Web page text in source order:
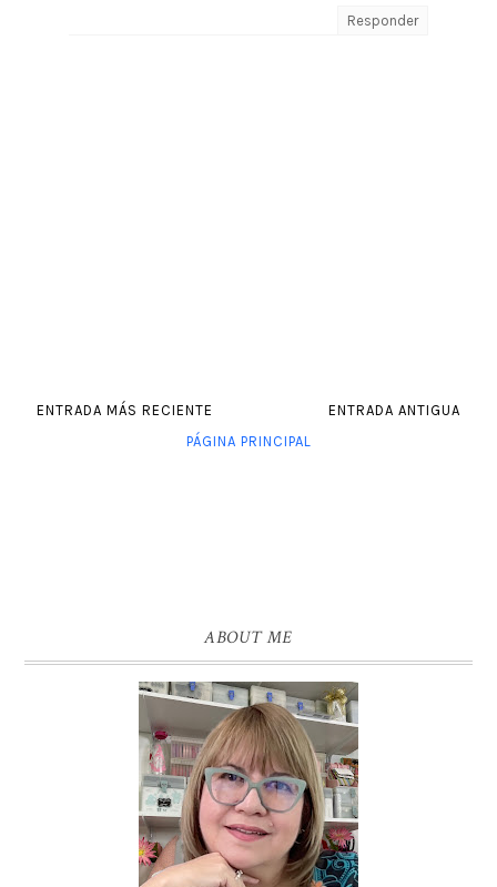
Responder
ENTRADA MÁS RECIENTE
ENTRADA ANTIGUA
PÁGINA PRINCIPAL
ABOUT ME